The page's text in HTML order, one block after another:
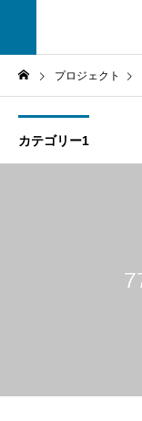
プロジェクト
カテゴリー1